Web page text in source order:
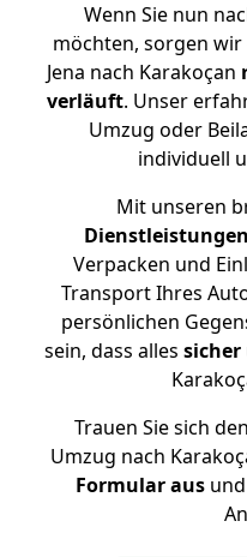
Wenn Sie nun
möchten, sorgen
Jena nach Karakoçan
verläuft. Unser
Umzug oder
individuell
Mit unseren
Dienstleistungen
Verpacken und
Transport Ihres
persönlichen
sein, dass alles
Trauen Sie sich
Umzug nach
Formular ausund